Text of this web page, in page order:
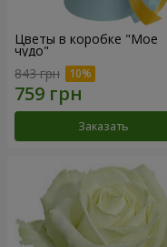
Цветы в коробке "Мое
чудо"
843 грн
Заказать